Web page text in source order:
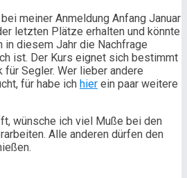
meiner Anmeldung Anfang Januar
letzten Plätze erhalten und könnte
in diesem Jahr die Nachfrage
ist. Der Kurs eignet sich bestimmt
für Segler. Wer lieber andere
für habe ich hier ein paar weitere
wünsche ich viel Muße bei den
Alle anderen dürfen den